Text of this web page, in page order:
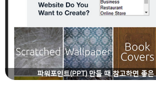
파워포인트(PPT) 만들 때 참고하면 좋